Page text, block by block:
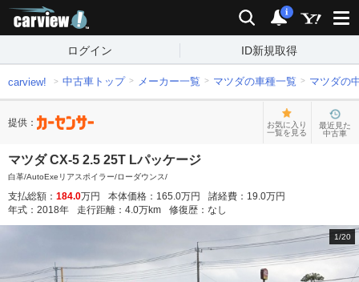
検索 通知
i
ログイン ID新規取得
carview! 中古車トップ メーカー一覧 マツダの車種一覧 マツダの
提供：
お気に入り
一覧を見る
最近見た
中古車
マツダ CX-5 2.5 25T Lパッケージ
白革/AutoExeリアスポイラー/ローダウンス/
支払総額： 184.0万円 本体価格： 165.0万円 諸経費： 19.0万円
年式： 2018年 走行距離： 4.0万km 修復歴： なし
1/20